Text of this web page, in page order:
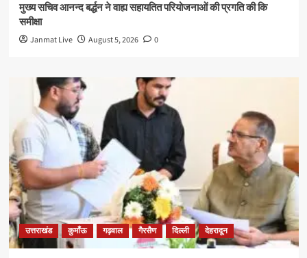
मुख्य सचिव आनन्द बर्द्धन ने वाह्य सहायतित परियोजनाओं की प्रगति की कि
समीक्षा
Janmat Live August 5, 2026 0
उत्तराखंड कुमाँऊ गढ़वाल गैरसैण दिल्ली देहरादून